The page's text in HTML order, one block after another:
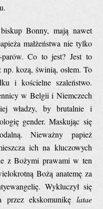
Bonny, mają nawet
małżeństwa nie tylko
Co to jest? Jest to
kozą, świnią, osłem. To
i kościelne szaleństwo.
w Belgii i Niemczech
władzy, by brutalnie i
gender. Maskując się
Nieważny papież
ich na kluczowych
z Bożymi prawami w ten
Bożą anatemę za
Wykluczył się
przez ekskomunikę latae